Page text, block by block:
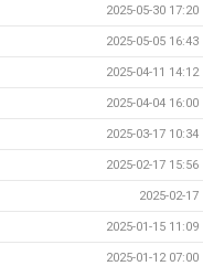
2025-05-30 17:20
2025-05-05 16:43
2025-04-11 14:12
2025-04-04 16:00
2025-03-17 10:34
2025-02-17 15:56
2025-02-17
2025-01-15 11:09
2025-01-12 07:00